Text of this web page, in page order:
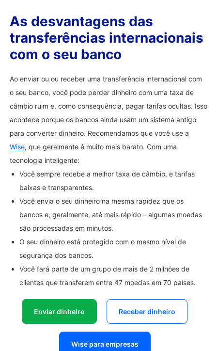
As desvantagens das
transferências internacionais
com o seu banco
Ao enviar ou ou receber uma transferência internacional com
o seu banco, você pode perder dinheiro com uma taxa de
câmbio ruim e, como consequência, pagar tarifas ocultas. Isso
acontece porque os bancos ainda usam um sistema antigo
para converter dinheiro. Recomendamos que você use a
Wise, que geralmente é muito mais barato. Com uma
tecnologia inteligente:
Você sempre recebe a melhor taxa de câmbio, e tarifas
baixas e transparentes.
Você envia o seu dinheiro na mesma rapidez que os
bancos e, geralmente, até mais rápido – algumas moedas
são processadas em minutos.
O seu dinheiro está protegido com o mesmo nível de
segurança dos bancos.
Você fará parte de um grupo de mais de 2 milhões de
clientes que transferem entre 47 moedas em 70 países.
Enviar dinheiro Receber dinheiro
Wise para empresas